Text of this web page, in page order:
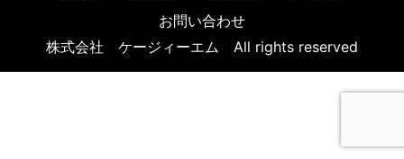
お問い合わせ
株式会社 ケージィーエム All rights reserved